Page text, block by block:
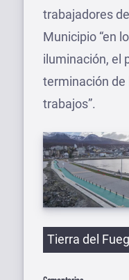
trabajadores
Municipio “en
iluminación, el
terminación de
trabajos”.
Etiquetas
Tierra del